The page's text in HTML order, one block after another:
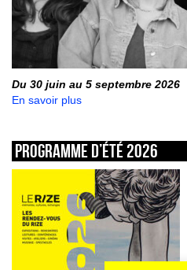
Du 30 juin au 5 septembre 2026
En savoir plus
Programme d’été 2026